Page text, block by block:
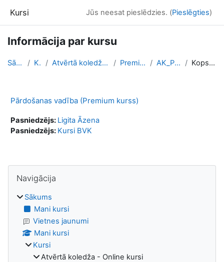
Kursi Jūs neesat pieslēdzies. (Pieslēgties)
Informācija par kursu
Sākums Kursi Atvērtā koledža - Online kursi Premium kursi AK_PV_PREM Kopsavilkums
Pārdošanas vadība (Premium kurss)
Pasniedzējs: Ligita Āzena
Pasniedzējs: Kursi BVK
Bloki
Navigācija
Sākums
Mani kursi
Vietnes jaunumi
Mani kursi
Kursi
Atvērtā koledža - Online kursi